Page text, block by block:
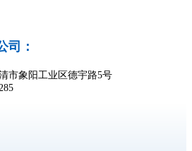
司：
市象阳工业区德宇路5号